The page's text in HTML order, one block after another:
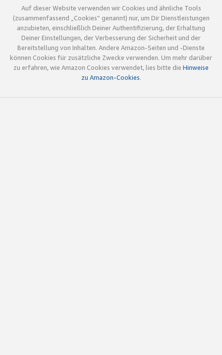
Auf dieser Website verwenden wir Cookies und ähnliche Tools
(zusammenfassend „Cookies“ genannt) nur, um Dir Dienstleistungen
anzubieten, einschließlich Deiner Authentifizierung, der Erhaltung
Deiner Einstellungen, der Verbesserung der Sicherheit und der
Bereitstellung von Inhalten. Andere Amazon-Seiten und -Dienste
können Cookies für zusätzliche Zwecke verwenden. Um mehr darüber
zu erfahren, wie Amazon Cookies verwendet, lies bitte die Hinweise
zu Amazon-Cookies.